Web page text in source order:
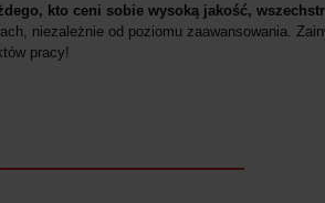
kto ceni sobie wysoką jakość,
niezależnie od poziomu zaawansowania.
pracy!